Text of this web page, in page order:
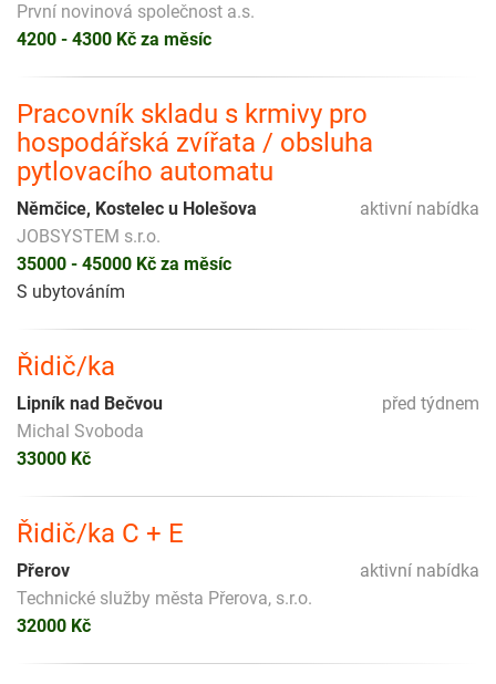
První novinová společnost a.s.
4200 - 4300 Kč za měsíc
Pracovník skladu s krmivy pro
hospodářská zvířata / obsluha
pytlovacího automatu
aktivní nabídka
Němčice, Kostelec u Holešova
JOBSYSTEM s.r.o.
35000 - 45000 Kč za měsíc
S ubytováním
Řidič/ka
před týdnem
Lipník nad Bečvou
Michal Svoboda
33000 Kč
Řidič/ka C + E
aktivní nabídka
Přerov
Technické služby města Přerova, s.r.o.
32000 Kč